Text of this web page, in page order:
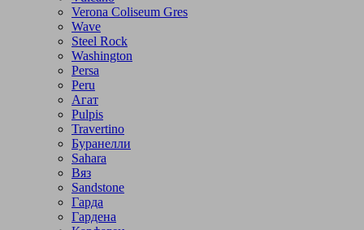
Verona Coliseum Gres
Wave
Steel Rock
Washington
Persa
Peru
Агат
Pulpis
Travertino
Буранелли
Sahara
Вяз
Sandstone
Гарда
Гардена